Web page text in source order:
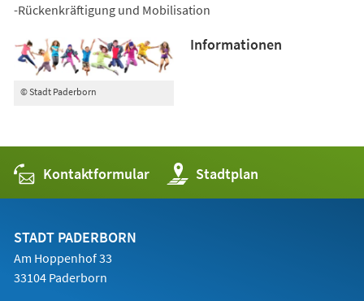
-Rückenkräftigung und Mobilisation
© Stadt Paderborn
Informationen
Kontaktformular Stadtplan
(Öffnet
in
einem
STADT PADERBORN
Am Hoppenhof 33
33104 Paderborn